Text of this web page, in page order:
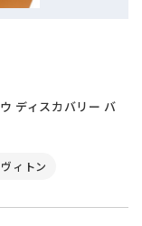
ディスカバリー バ
ィトン